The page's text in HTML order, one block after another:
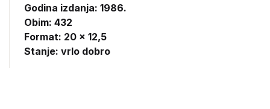
Godina izdanja: 1986.
Obim: 432
Format: 20 x 12,5
Stanje: vrlo dobro